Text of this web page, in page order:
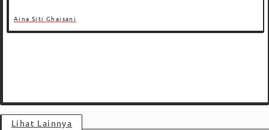
Aina Siti Ghaisani
Lihat Lainnya